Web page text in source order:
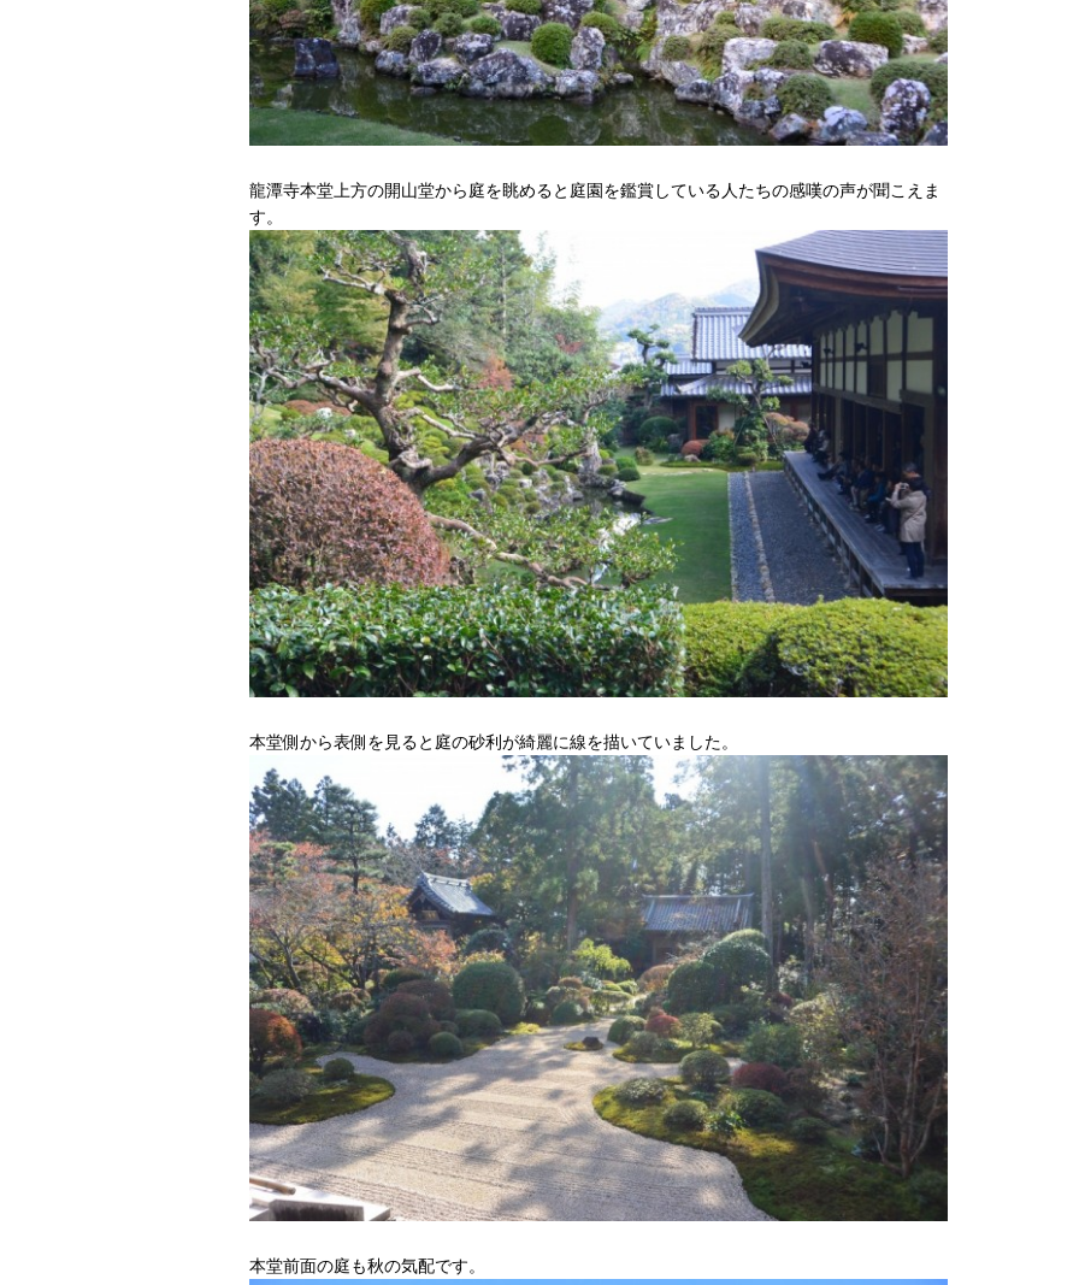
龍潭寺本堂上方の開山堂から庭を眺めると庭園を鑑賞している人たちの感嘆の声が聞こえま
す。
本堂側から表側を見ると庭の砂利が綺麗に線を描いていました。
本堂前面の庭も秋の気配です。